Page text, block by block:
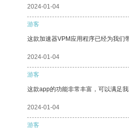
2024-01-04
游客
这款加速器VPM应用程序已经为我们
2024-01-04
游客
这款app的功能非常丰富，可以满足我
2024-01-04
游客